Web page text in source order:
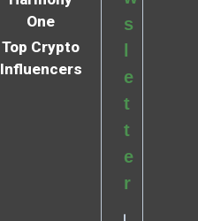
One
Top Crypto
Influencers
s
l
e
t
t
e
r